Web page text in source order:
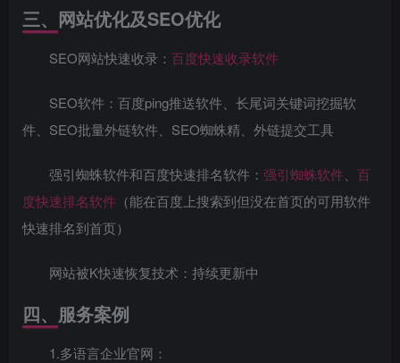
三、网站优化及SEO优化
SEO网站快速收录： 百度快速收录软件
SEO软件：百度ping推送软件、长尾词关键词挖掘软
件、SEO批量外链软件、SEO蜘蛛精、外链提交工具
强引蜘蛛软件和百度快速排名软件： 强引蜘蛛软件
百
度快速排名软件 （能在百度上搜索到但没在首页的可用软件
快速排名到首页）
网站被K快速恢复技术：持续更新中
四、服务案例
1.多语言企业官网：